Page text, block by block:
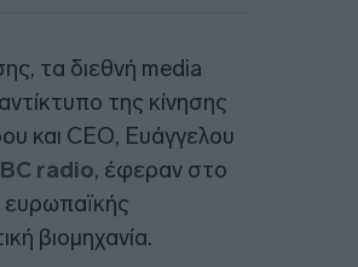
τα διεθνή media
της κίνησης
και CEO, Ευάγγελου
radio, έφεραν στο
ευρωπαϊκής
βιομηχανία.